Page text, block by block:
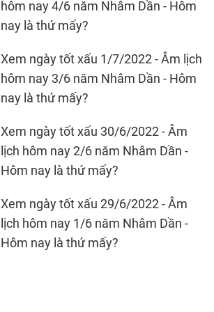
hôm nay 4/6 năm Nhâm Dần - Hôm
nay là thứ mấy?
Xem ngày tốt xấu 1/7/2022 - Âm lịch
hôm nay 3/6 năm Nhâm Dần - Hôm
nay là thứ mấy?
Xem ngày tốt xấu 30/6/2022 - Âm
lịch hôm nay 2/6 năm Nhâm Dần -
Hôm nay là thứ mấy?
Xem ngày tốt xấu 29/6/2022 - Âm
lịch hôm nay 1/6 năm Nhâm Dần -
Hôm nay là thứ mấy?